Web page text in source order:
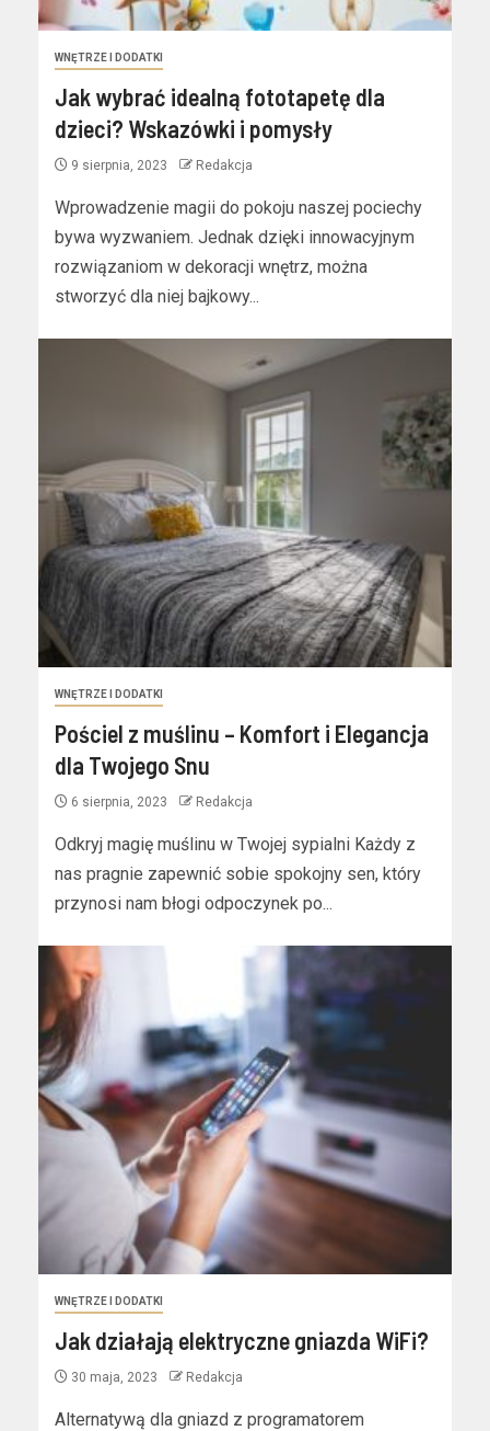
WNĘTRZE I DODATKI
Jak wybrać idealną fototapetę dla
dzieci? Wskazówki i pomysły
9 sierpnia, 2023 Redakcja
Wprowadzenie magii do pokoju naszej pociechy
bywa wyzwaniem. Jednak dzięki innowacyjnym
rozwiązaniom w dekoracji wnętrz, można
stworzyć dla niej bajkowy...
WNĘTRZE I DODATKI
Pościel z muślinu – Komfort i Elegancja
dla Twojego Snu
6 sierpnia, 2023 Redakcja
Odkryj magię muślinu w Twojej sypialni Każdy z
nas pragnie zapewnić sobie spokojny sen, który
przynosi nam błogi odpoczynek po...
WNĘTRZE I DODATKI
Jak działają elektryczne gniazda WiFi?
30 maja, 2023 Redakcja
Alternatywą dla gniazd z programatorem